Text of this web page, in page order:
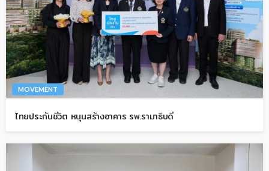
MOVEMENT
ไทยประกันชีวิต หนุนสร้างอาคาร รพ.รามาธิบดี